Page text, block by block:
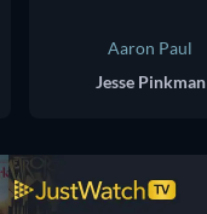
Aaron Paul
Jesse Pinkman